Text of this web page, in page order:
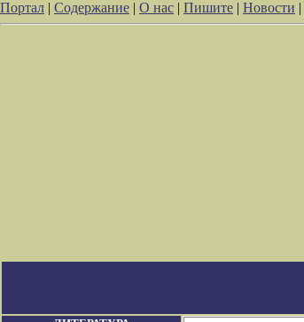
Портал | Содержание | О нас | Пишите | Новости |